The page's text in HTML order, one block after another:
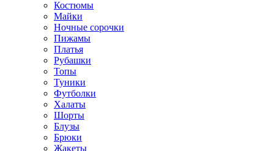
Костюмы
Майки
Ночные сорочки
Пижамы
Платья
Рубашки
Топы
Туники
Футболки
Халаты
Шорты
Блузы
Брюки
Жакеты